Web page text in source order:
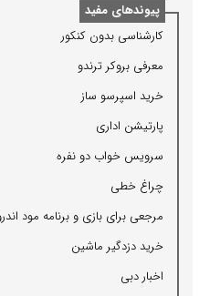
پیوندهای مفید
كارشناسی بدون كنكور
معرفی بروكر ترندو
خرید اسپرسو ساز
پارتیشن اداری
سرویس خواب دو نفره
چراغ خطی
مرجعی برای بازی و برنامه مود
خرید دزدگیر ماشین
اخبار دبی